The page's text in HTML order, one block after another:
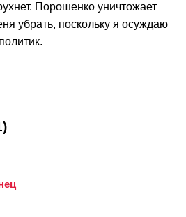
Порошенко уничтожает
убрать, поскольку я осуждаю